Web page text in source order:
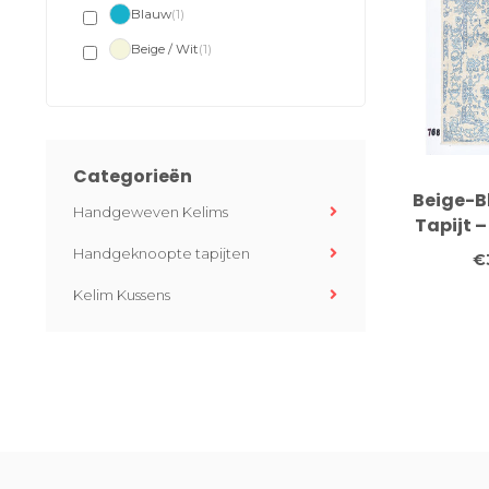
Blauw(1)
Beige / Wit(1)
Categorieën
Handgeweven Kelims
Handgeknoopte tapijten
Kelim Kussens
Beige-
Tapijt –